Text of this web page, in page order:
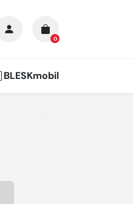
0
BLESKmobil